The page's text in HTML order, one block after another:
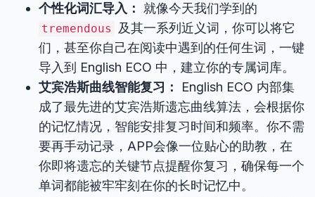
个性化词汇导入： 就像今天我们学到的
tremendous
及其一系列近义词，你可以将它
们，甚至你自己在阅读中遇到的任何生词，一键
导入到 English ECO 中，建立你的专属词库。
艾宾浩斯曲线智能复习：
English ECO 内部集
成了最先进的艾宾浩斯遗忘曲线算法，会根据你
的记忆情况，智能安排复习时间和频率。你不需
要再手动记录，APP会像一位贴心的助教，在
你即将遗忘的关键节点提醒你复习，确保每一个
单词都能被牢牢刻在你的长时记忆中。